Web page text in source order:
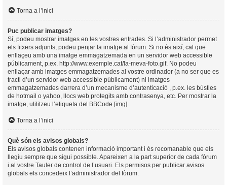
Torna a l’inici
Puc publicar imatges?
Sí, podeu mostrar imatges en les vostres entrades. Si l’administrador permet
els fitxers adjunts, podeu penjar la imatge al fòrum. Si no és així, cal que
enllaçeu amb una imatge emmagatzemada en un servidor web accessible
públicament, p.ex. http://www.exemple.cat/la-meva-foto.gif. No podeu
enllaçar amb imatges emmagatzemades al vostre ordinador (a no ser que es
tracti d’un servidor web accessible públicament) ni imatges
emmagatzemades darrera d’un mecanisme d’autenticació , p.ex. les bústies
de hotmail o yahoo, llocs web protegits amb contrasenya, etc. Per mostrar la
imatge, utilitzeu l’etiqueta del BBCode [img].
Torna a l’inici
Què són els avisos globals?
Els avisos globals contenen informació important i és recomanable que els
llegiu sempre que sigui possible. Apareixen a la part superior de cada fòrum
i al vostre Tauler de control de l’usuari. Els permisos per publicar avisos
globals els concedeix l’administrador del fòrum.